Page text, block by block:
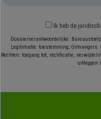
Ik heb de
Dossierverantwoordelijke:
Legitimatie: toestemming; Ontvangers:
Rechten: toegang tot, rectificatie,
uitleggen